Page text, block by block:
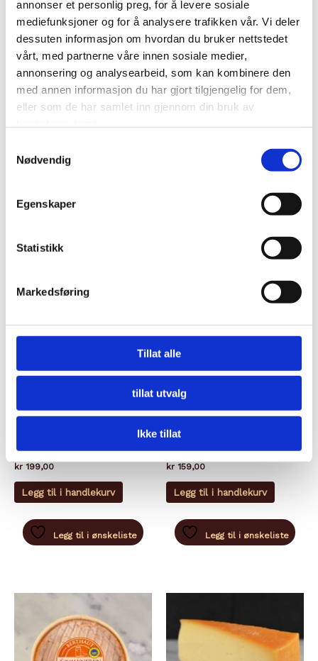
annonser et personlig preg, for å levere sosiale
mediefunksjoner og for å analysere trafikken vår. Vi deler
dessuten informasjon om hvordan du bruker nettstedet
vårt, med partnerne våre innen sosiale medier,
annonsering og analysearbeid, som kan kombinere den
med annen informasjon du har gjort tilgjengelig for dem,
eller som de har samlet inn gjennom din bruk av
Nødvendig
Egenskaper
Statistikk
Markedsføring
Tillat alle
tillat utvalg
Ikke tillat
IKKE PÅ LAGER
CHÈVRE
CROTTIN DE CHAVIGNOL
EPOISSES GAUGRY
kr 199,00
Legg til i handlekurv
Legg til i ønskeliste
RØDKITTOST
AFFIDÉLICE AU CHABLIS
kr 159,00
Legg til i handlekurv
Legg til i ønskeliste